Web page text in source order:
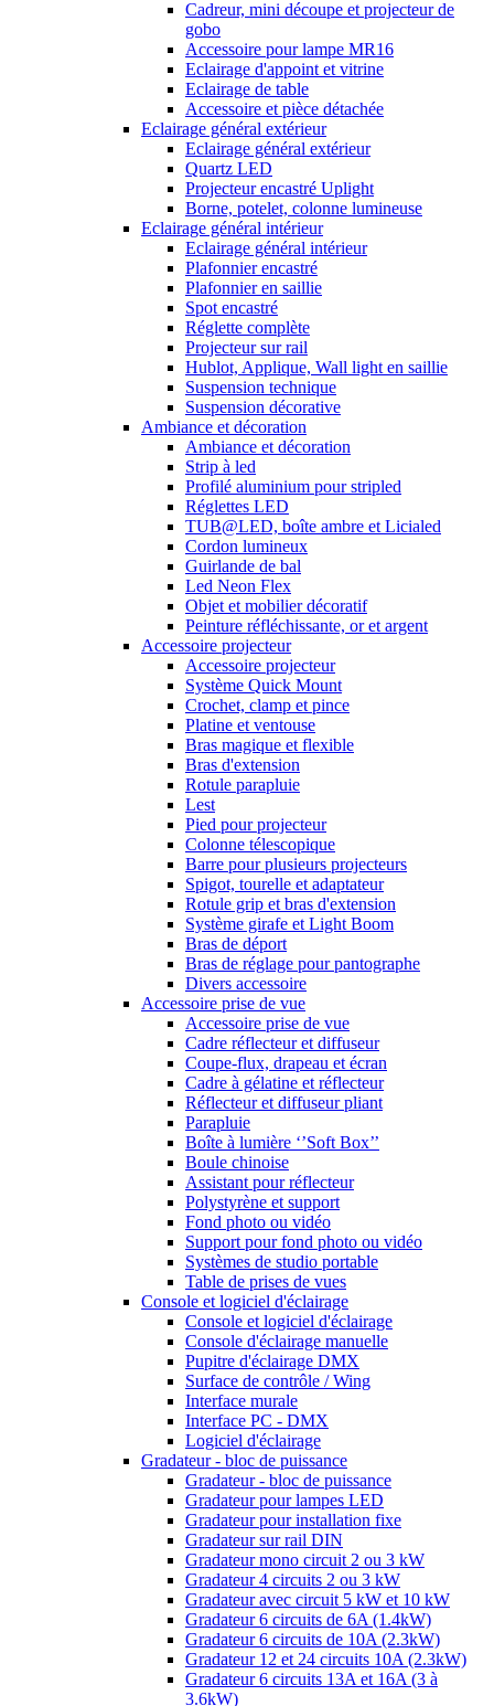
Cadreur, mini découpe et projecteur de
gobo
Accessoire pour lampe MR16
Eclairage d'appoint et vitrine
Eclairage de table
Accessoire et pièce détachée
Eclairage général extérieur
Eclairage général extérieur
Quartz LED
Projecteur encastré Uplight
Borne, potelet, colonne lumineuse
Eclairage général intérieur
Eclairage général intérieur
Plafonnier encastré
Plafonnier en saillie
Spot encastré
Réglette complète
Projecteur sur rail
Hublot, Applique, Wall light en saillie
Suspension technique
Suspension décorative
Ambiance et décoration
Ambiance et décoration
Strip à led
Profilé aluminium pour stripled
Réglettes LED
TUB@LED, boîte ambre et Licialed
Cordon lumineux
Guirlande de bal
Led Neon Flex
Objet et mobilier décoratif
Peinture réfléchissante, or et argent
Accessoire projecteur
Accessoire projecteur
Système Quick Mount
Crochet, clamp et pince
Platine et ventouse
Bras magique et flexible
Bras d'extension
Rotule parapluie
Lest
Pied pour projecteur
Colonne télescopique
Barre pour plusieurs projecteurs
Spigot, tourelle et adaptateur
Rotule grip et bras d'extension
Système girafe et Light Boom
Bras de déport
Bras de réglage pour pantographe
Divers accessoire
Accessoire prise de vue
Accessoire prise de vue
Cadre réflecteur et diffuseur
Coupe-flux, drapeau et écran
Cadre à gélatine et réflecteur
Réflecteur et diffuseur pliant
Parapluie
Boîte à lumière ‘’Soft Box’’
Boule chinoise
Assistant pour réflecteur
Polystyrène et support
Fond photo ou vidéo
Support pour fond photo ou vidéo
Systèmes de studio portable
Table de prises de vues
Console et logiciel d'éclairage
Console et logiciel d'éclairage
Console d'éclairage manuelle
Pupitre d'éclairage DMX
Surface de contrôle / Wing
Interface murale
Interface PC - DMX
Logiciel d'éclairage
Gradateur - bloc de puissance
Gradateur - bloc de puissance
Gradateur pour lampes LED
Gradateur pour installation fixe
Gradateur sur rail DIN
Gradateur mono circuit 2 ou 3 kW
Gradateur 4 circuits 2 ou 3 kW
Gradateur avec circuit 5 kW et 10 kW
Gradateur 6 circuits de 6A (1.4kW)
Gradateur 6 circuits de 10A (2.3kW)
Gradateur 12 et 24 circuits 10A (2.3kW)
Gradateur 6 circuits 13A et 16A (3 à
3.6kW)